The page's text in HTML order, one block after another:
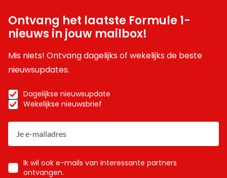
Ontvang het laatste Formule 1-
nieuws in jouw mailbox!
Mis niets! Ontvang dagelijks of wekelijks de beste
nieuwsupdates.
Dagelijkse nieuwsupdate
Wekelijkse nieuwsbrief
Ik wil ook e-mails van interessante partners
ontvangen.